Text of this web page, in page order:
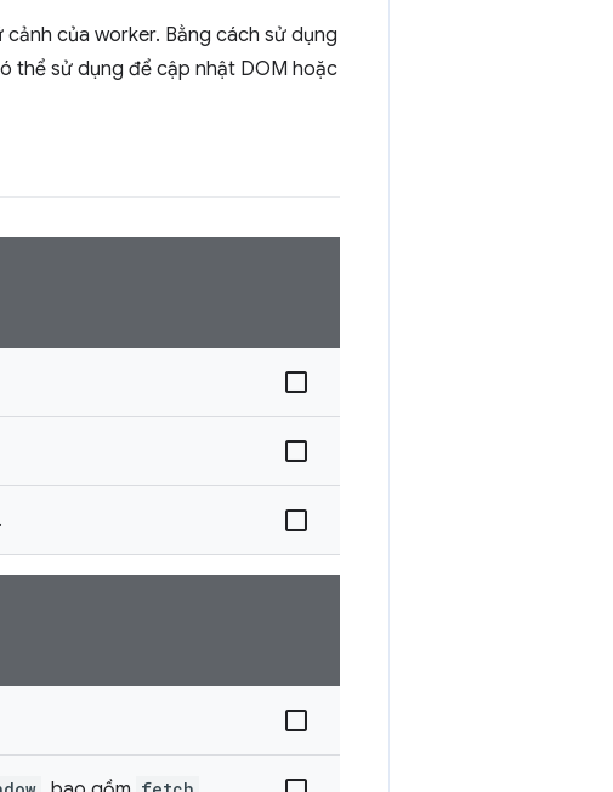
của worker. Bằng cách sử dụng
thể sử dụng để cập nhật DOM hoặc